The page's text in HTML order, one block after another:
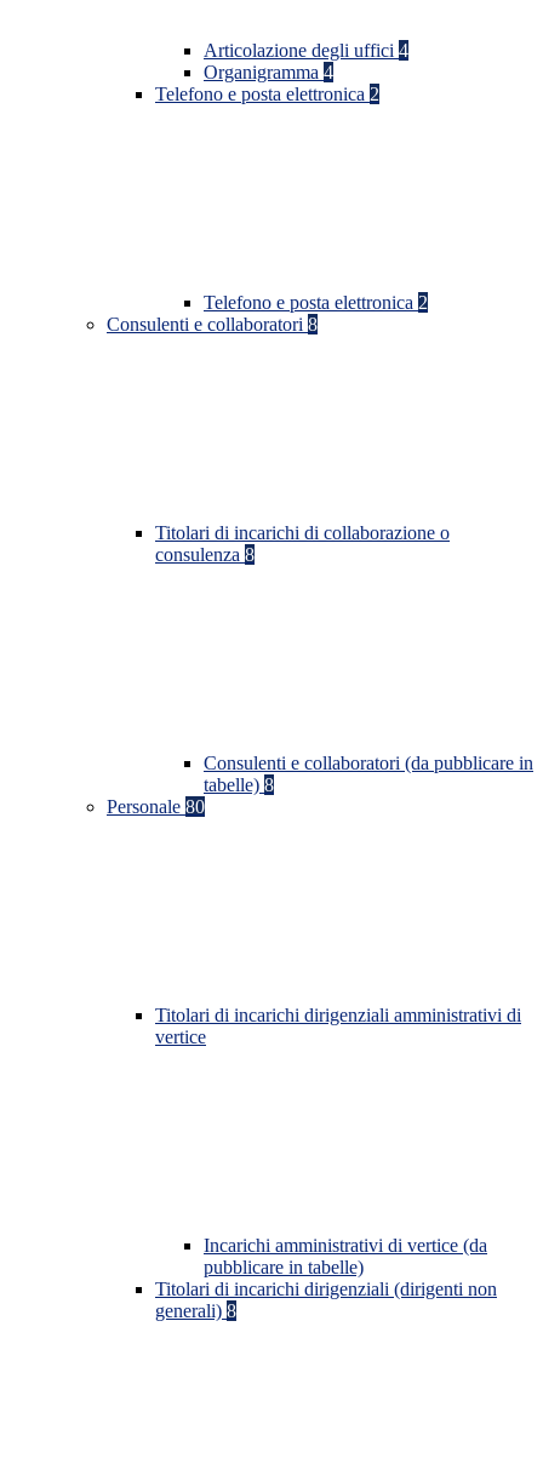
Articolazione degli uffici 4
Organigramma 4
Telefono e posta elettronica 2
Telefono e posta elettronica 2
Consulenti e collaboratori 8
Titolari di incarichi di collaborazione o
consulenza 8
Consulenti e collaboratori (da pubblicare in
tabelle) 8
Personale 80
Titolari di incarichi dirigenziali amministrativi di
vertice
Incarichi amministrativi di vertice (da
pubblicare in tabelle)
Titolari di incarichi dirigenziali (dirigenti non
generali) 8